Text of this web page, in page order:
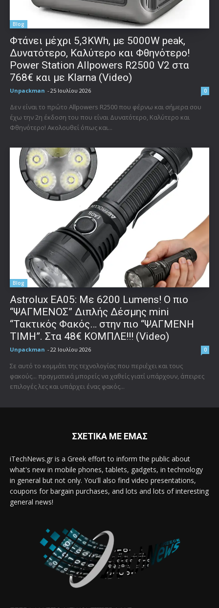
Blog
Φτάνει μέχρι 5,3KWh, με 5000W peak,
Δυνατότερο, Καλύτερο και Φθηνότερο!
Power Station Allpowers R2500 V2 στα
768€ και με Klarna (Video)
Unpackman - 25 Ιουλίου 2026 0
Δεν είναι το πρώτο Allpowers R2500 που φέρνω και σήμερα σου
έχω την 2η έκδοση του που είναι Δυνατότερο, Καλύτερο και
Φθηνότερο! Ακολουθεί όπως και...
Blog
Astrolux ΕΑ05: Με 6200 Lumens! Ο πιο
“ΨΑΓΜΕΝΟΣ” Διπλής Δέσμης mini
“Τακτικός Φακός… στην πιο “ΨΑΓΜΕΝΗ
ΤΙΜΗ”. Στα 48€ ΚΟΜΠΛΕ!!! (Video)
Unpackman - 22 Ιουλίου 2026 0
Σε αυτό το κομμάτι της τεχνολογίας που περιέχει και τους
φακούς... πραγματικά μπορείς να χαθείς γιατί υπάρχουν, άπειρες
επιλογές λες και υπάρχει ένας φακός...
ΣΧΕΤΙΚΑ ΜΕ ΕΜΑΣ
iTechNews.gr is a Greek effort to inform the public about
what's new in mobile phones, tablets, gadgets, in technology
in general but not only. You'll also find video presentations,
coupons for bargain purchases, and lots and lots of interesting
general news!